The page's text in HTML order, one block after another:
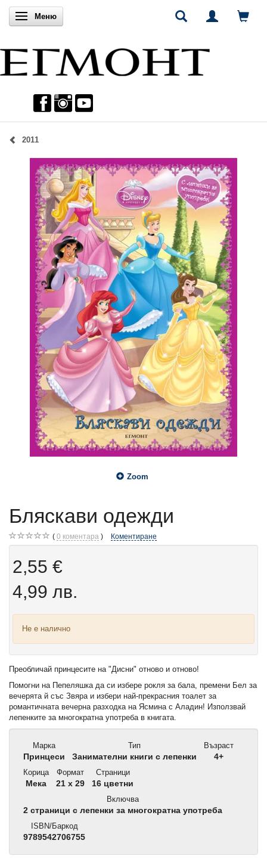
Включи навигацията
Меню
2011
Zoom
Бляскави одежди
0 коментара Коментиране
2,55 €
4,99 лв.
Не е налично
Преобличай принцесите на "Дисни" отново и отново!
Помогни на Пепеляшка да си избере рокля за бала, премени Бел за
вечерята й със Звяра и избери най-прекрасния тоалет за
романтичната вечерна разходка на Ясмина с Аладин! Използвай
лепенките за многократна употреба в книгата.
Марка
Принцеси
Тип
Занимателни книги с лепенки
Възраст
4+
Корица
Мека
Формат
21 x 29
Страници
16 цветни
Включва
2 страници с лепенки за многократна употреба
ISBN/Баркод
9789542706755